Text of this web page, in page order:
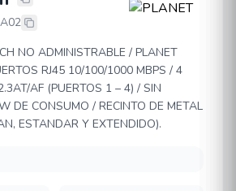
604HP
NO ADMINISTRABLE / PLANET
RJ45 10/100/1000 MBPS / 4
AF (PUERTOS 1 – 4) / SIN
DE CONSUMO / RECINTO DE METAL
ESTANDAR Y EXTENDIDO).